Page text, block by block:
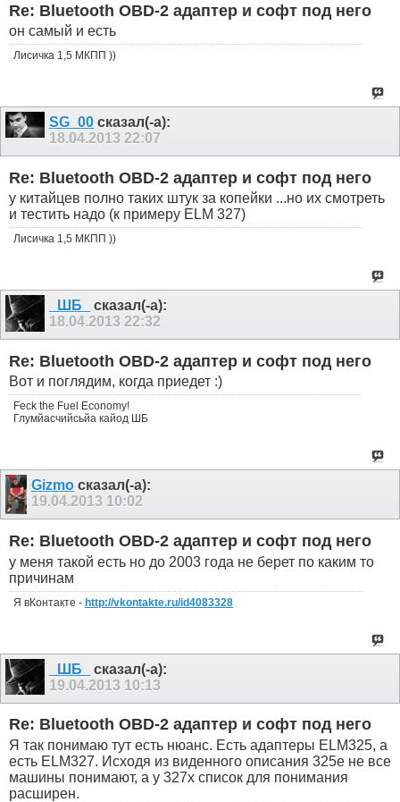
Re: Bluetooth OBD-2 адаптер и софт под него
он самый и есть
Лисичка 1,5 МКПП ))
SG_00 сказал(-а):
18.04.2013 22:07
Re: Bluetooth OBD-2 адаптер и софт под него
у китайцев полно таких штук за копейки ...но их смотреть
и тестить надо (к примеру ELM 327)
Лисичка 1,5 МКПП ))
_ШБ_
сказал(-а):
18.04.2013 22:32
Re: Bluetooth OBD-2 адаптер и софт под него
Вот и поглядим, когда приедет :)
Feck the Fuel Economy!
Глумйасчийсьйа кайод ШБ
Gizmoсказал(-а):
19.04.2013 10:02
Re: Bluetooth OBD-2 адаптер и софт под него
у меня такой есть но до 2003 года не берет по каким то
причинам
Я вКонтакте - http://vkontakte.ru/id4083328
_ШБ_
сказал(-а):
19.04.2013 10:13
Re: Bluetooth OBD-2 адаптер и софт под него
Я так понимаю тут есть нюанс. Есть адаптеры ELM325, а
есть ELM327. Исходя из виденного описания 325е не все
машины понимают, а у 327х список для понимания
расширен.